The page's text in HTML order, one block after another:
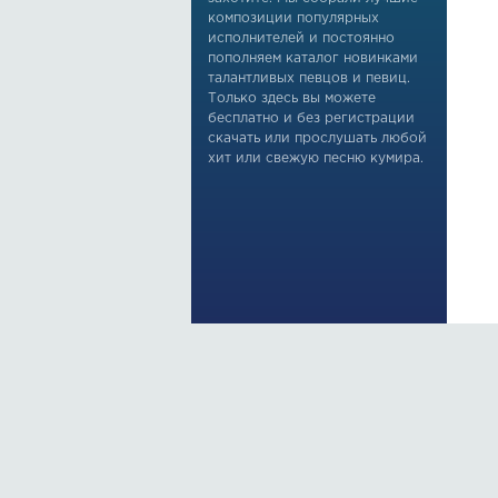
композиции популярных
исполнителей и постоянно
пополняем каталог новинками
талантливых певцов и певиц.
Только здесь вы можете
бесплатно и без регистрации
скачать или прослушать любой
хит или свежую песню кумира.